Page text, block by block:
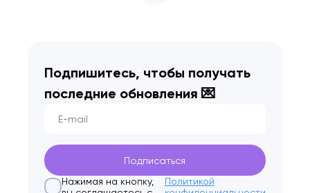
Подпишитесь, чтобы получать
последние обновления 💌
Нажимая на кнопку,
Политикой